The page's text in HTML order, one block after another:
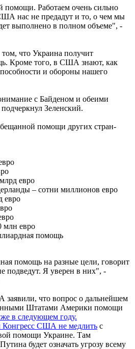
помощи. Работаем очень сильно
нас не предадут и то, о чем мы
выполнено в полном объеме", -
что Украина получит
Кроме того, в США знают, как
и обороны нашего
с Байденом и обеими
Зеленский.
помощи других стран-
евро
– сотни миллионов евро
евро
млн евро
помощь
помощь на разные цели, говорит
подведут. Я уверен в них", -
что вопрос о дальнейшем
Штатами Америки помощи
в следующем году.
Конгресс США не медлить с
помощи Украине. Там
будет означать угрозу всему